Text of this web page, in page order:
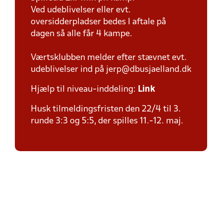
Ved udeblivelser eller evt.
oversidderpladser bedes I aftale på
dagen så alle får 4 kampe.
Værtsklubben melder efter stævnet evt.
udeblivelser ind på jerp@dbusjaelland.dk
Hjælp til niveau-inddeling: Link
Husk tilmeldingsfristen den 22/4 til 3.
runde 3:3 og 5:5, der spilles 11.-12. maj.